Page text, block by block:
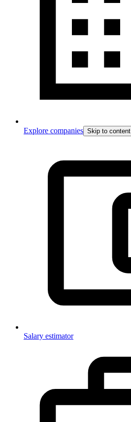
Explore companies Skip to content
Salary estimator